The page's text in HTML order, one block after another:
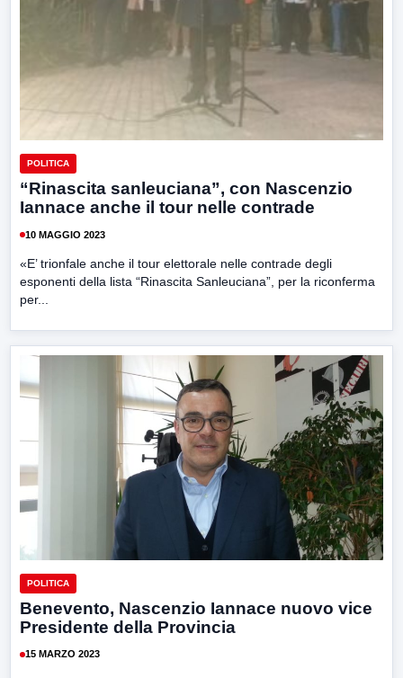
POLITICA
“Rinascita sanleuciana”, con Nascenzio
Iannace anche il tour nelle contrade
10 MAGGIO 2023
«E’ trionfale anche il tour elettorale nelle contrade degli
esponenti della lista “Rinascita Sanleuciana”, per la riconferma
per...
POLITICA
Benevento, Nascenzio Iannace nuovo vice
Presidente della Provincia
15 MARZO 2023